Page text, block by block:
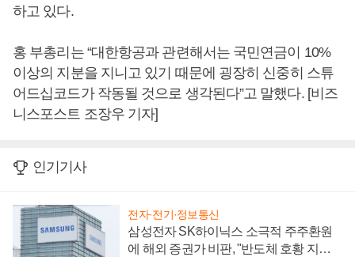
하고 있다.
홍 부총리는 “대한항공과 관련해서는 국민연금이 10%
이상의 지분을 지니고 있기 때문에 굉장히 신중히 스튜
어드십코드가 작동될 것으로 생각된다”고 말했다. [비즈
니스포스트 조장우 기자]
인기기사
전자·전기·정보통신
삼성전자 SK하이닉스 소극적 주주환원
에 해외 증권가 비판, "반도체 호황 지속